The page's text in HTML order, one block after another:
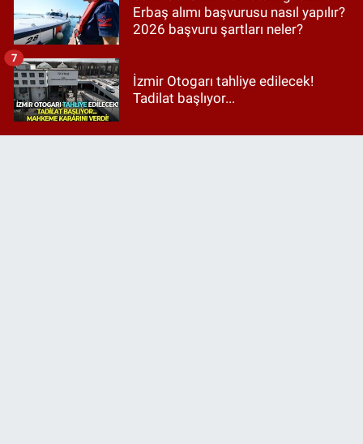
Erbaş alımı başvurusu nasıl yapılır?
2026 başvuru şartları neler?
İzmir Otogarı tahliye edilecek!
Tadilat başlıyor...
7